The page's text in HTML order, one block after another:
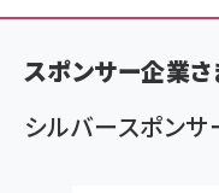
く
ず
スポンサー企業さ
シルバースポンサ